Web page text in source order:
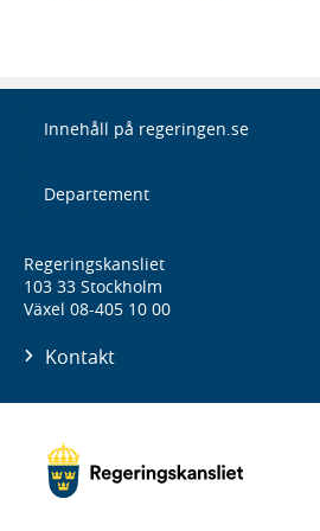
Innehåll på regeringen.se
Departement
Regeringskansliet
103 33 Stockholm
Växel 08-405 10 00
Kontakt